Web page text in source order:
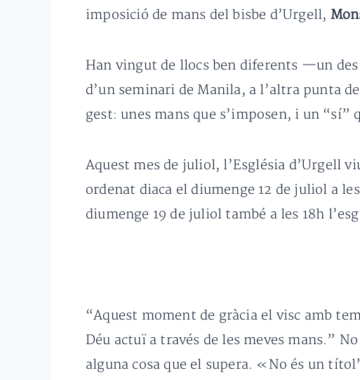
imposició de mans del bisbe d’Urgell,
Han vingut de llocs ben diferents —un des
d’un seminari de Manila, a l’altra punta
gest: unes mans que s’imposen, i un “sí”
Aquest mes de juliol, l’Església d’Urgell
ordenat diaca el diumenge 12 de juliol a
diumenge 19 de juliol també a les 18h
“Aquest moment de gràcia el visc amb
Déu actuï a través de les meves mans.”
alguna cosa que el supera. «No és un